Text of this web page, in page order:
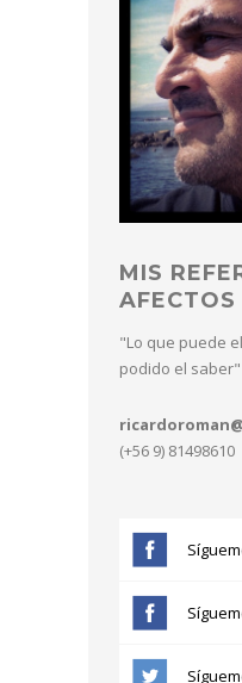
MIS
AFECTOS
"Lo que puede
podido el
(+56 9) 81498610